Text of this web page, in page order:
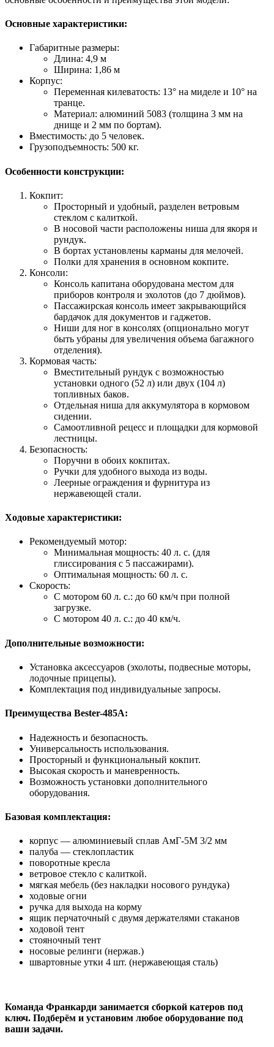
Основные характеристики:
Габаритные размеры:
Длина: 4,9 м
Ширина: 1,86 м
Корпус:
Переменная килеватость: 13° на миделе и 10° на
транце.
Материал: алюминий 5083 (толщина 3 мм на
днище и 2 мм по бортам).
Вместимость: до 5 человек.
Грузоподъемность: 500 кг.
Особенности конструкции:
Кокпит:
Просторный и удобный, разделен ветровым
стеклом с калиткой.
В носовой части расположены ниша для якоря и
рундук.
В бортах установлены карманы для мелочей.
Полки для хранения в основном кокпите.
Консоли:
Консоль капитана оборудована местом для
приборов контроля и эхолотов (до 7 дюймов).
Пассажирская консоль имеет закрывающийся
бардачок для документов и гаджетов.
Ниши для ног в консолях (опционально могут
быть убраны для увеличения объема багажного
отделения).
Кормовая часть:
Вместительный рундук с возможностью
установки одного (52 л) или двух (104 л)
топливных баков.
Отдельная ниша для аккумулятора в кормовом
сидении.
Самоотливной рецесс и площадки для кормовой
лестницы.
Безопасность:
Поручни в обоих кокпитах.
Ручки для удобного выхода из воды.
Леерные ограждения и фурнитура из
нержавеющей стали.
Ходовые характеристики:
Рекомендуемый мотор:
Минимальная мощность: 40 л. с. (для
глиссирования с 5 пассажирами).
Оптимальная мощность: 60 л. с.
Скорость:
С мотором 60 л. с.: до 60 км/ч при полной
загрузке.
С мотором 40 л. с.: до 40 км/ч.
Дополнительные возможности:
Установка аксессуаров (эхолоты, подвесные моторы,
лодочные прицепы).
Комплектация под индивидуальные запросы.
Преимущества Bester-485A:
Надежность и безопасность.
Универсальность использования.
Просторный и функциональный кокпит.
Высокая скорость и маневренность.
Возможность установки дополнительного
оборудования.
Базовая комплектация:
корпус — алюминиевый сплав АмГ-5М 3/2 мм
палуба — стеклопластик
поворотные кресла
ветровое стекло с калиткой.
мягкая мебель (без накладки носового рундука)
ходовые огни
ручка для выхода на корму
ящик перчаточный с двумя держателями стаканов
ходовой тент
стояночный тент
носовые релинги (нержав.)
швартовные утки 4 шт. (нержавеющая сталь)
Команда Франкарди занимается сборкой катеров под
ключ. Подберём и установим любое оборудование под
ваши задачи.